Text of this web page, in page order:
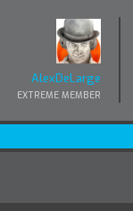
AlexDeLarge
EXTREME MEMBER